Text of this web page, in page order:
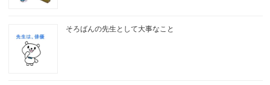
そろばんの先生として大事なこと